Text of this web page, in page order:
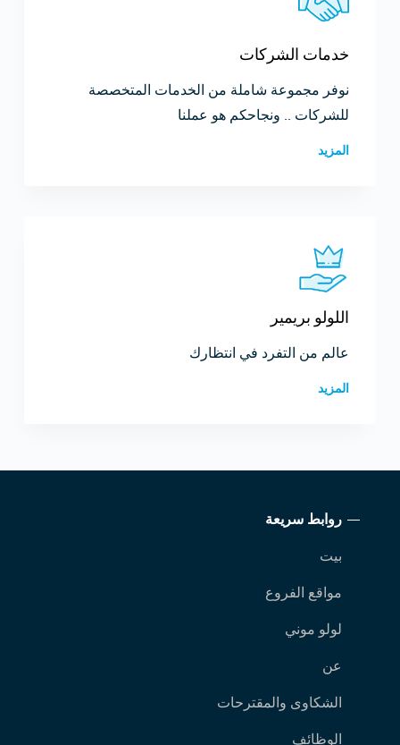
خدمات الشركات
نوفر مجموعة شاملة من الخدمات المتخصصة
للشركات .. ونجاحكم هو عملنا
المزيد
اللولو بريمير
عالم من التفرد في انتظارك
المزيد
روابط سريعة
بيت
مواقع الفروع
لولو موني
عن
الشكاوى والمقترحات
الوظائف